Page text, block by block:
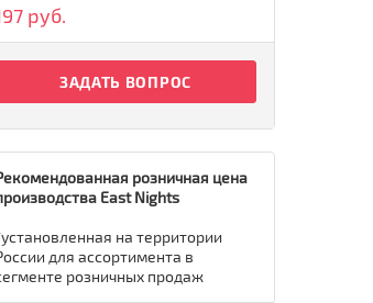
руб.
ЗАДАТЬ ВОПРОС
розничная цена
East Nights
на территории
для ассортимента в
розничных продаж